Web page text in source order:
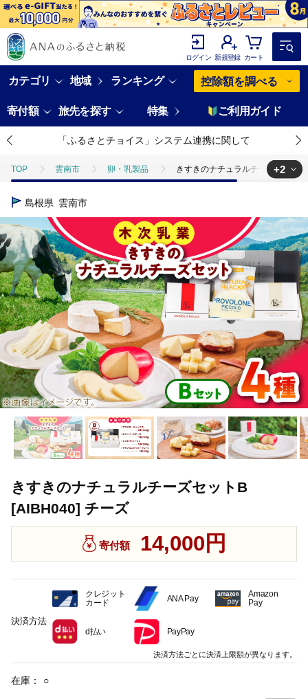
ログイン 新規登録 カート
カテゴリ 地域 ランキング 控除額を調べる
寄付額 旅先を探す 特集 ご利用ガイド
「ふるさとチョイス」システム連携に関して
TOP 雲南市 卵・乳製品 きすきのナチュラルチーズセット
TOP
TOP 卵・乳製品 チーズ きすきのナチュラルチーズセットB
+2
島根県 雲南市
きすきのナチュラルチーズセットB
[AIBH040] チーズ
寄付額 14,000円
在庫： ○
決済方法
クレジット
カード
ANA Pay
Amazon
Pay
d払い PayPay
決済方法ごとに決済上限額が異なります。